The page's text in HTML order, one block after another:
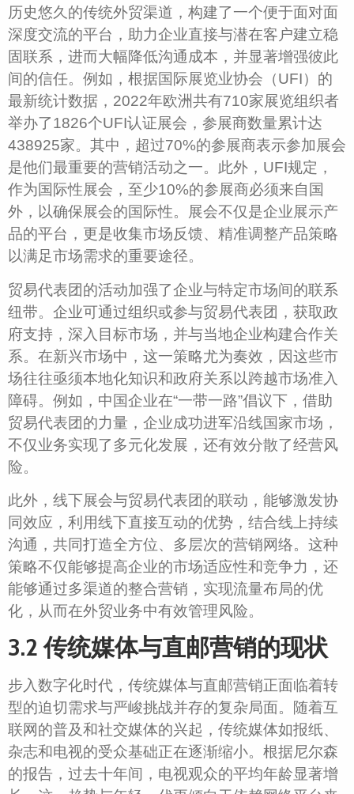
历史悠久的传统外贸渠道，构建了一个便于面对面
深度交流的平台，助力企业直接与潜在客户建立稳
固联系，进而大幅降低沟通成本，并显著增强彼此
间的信任。例如，根据国际展览业协会（UFI）的
最新统计数据，2022年欧洲共有710家展览组织者
举办了1826个UFI认证展会，参展商数量累计达
438925家。其中，超过70%的参展商表示参加展会
是他们最重要的营销活动之一。此外，UFI规定，
作为国际性展会，至少10%的参展商必须来自国
外，以确保展会的国际性。展会不仅是企业展示产
品的平台，更是收集市场反馈、精准调整产品策略
以满足市场需求的重要途径。
贸易代表团的活动加强了企业与特定市场间的联系
纽带。企业可通过组织或参与贸易代表团，获取政
府支持，深入目标市场，并与当地企业构建合作关
系。在新兴市场中，这一策略尤为奏效，因这些市
场往往亟须本地化知识和政府关系以跨越市场准入
障碍。例如，中国企业在“一带一路”倡议下，借助
贸易代表团的力量，企业成功进军沿线国家市场，
不仅业务实现了多元化发展，还有效分散了经营风
险。
此外，线下展会与贸易代表团的联动，能够激发协
同效应，利用线下直接互动的优势，结合线上持续
沟通，共同打造全方位、多层次的营销网络。这种
策略不仅能够提高企业的市场适应性和竞争力，还
能够通过多渠道的整合营销，实现流量布局的优
化，从而在外贸业务中有效管理风险。
3.2 传统媒体与直邮营销的现状
步入数字化时代，传统媒体与直邮营销正面临着转
型的迫切需求与严峻挑战并存的复杂局面。随着互
联网的普及和社交媒体的兴起，传统媒体如报纸、
杂志和电视的受众基础正在逐渐缩小。根据尼尔森
的报告，过去十年间，电视观众的平均年龄显著增